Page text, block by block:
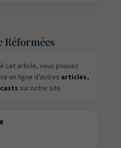
Réformées
cet article, vous pouvez
en ligne d’autres articles,
sur notre site.